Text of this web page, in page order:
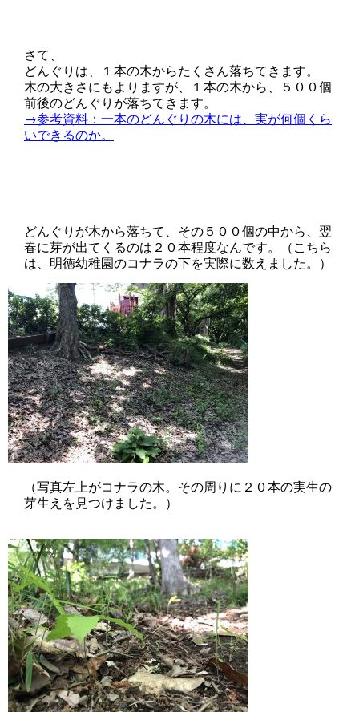
さて、
どんぐりは、１本の木からたくさん落ちてきます。
木の大きさにもよりますが、１本の木から、５００個
前後のどんぐりが落ちてきます。
→参考資料：一本のどんぐりの木には、実が何個くら
いできるのか。
どんぐりが木から落ちて、その５００個の中から、翌
春に芽が出てくるのは２０本程度なんです。（こちら
は、明徳幼稚園のコナラの下を実際に数えました。）
（写真左上がコナラの木。その周りに２０本の実生の
芽生えを見つけました。）